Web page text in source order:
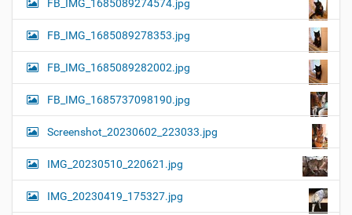
FB_IMG_1685089274574.jpg
FB_IMG_1685089278353.jpg
FB_IMG_1685089282002.jpg
FB_IMG_1685737098190.jpg
Screenshot_20230602_223033.jpg
IMG_20230510_220621.jpg
IMG_20230419_175327.jpg